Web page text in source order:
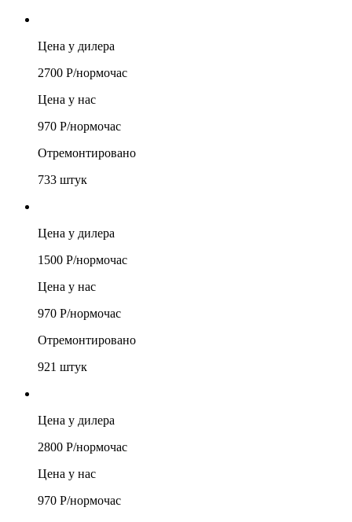
Цена у дилера
2700 Р/нормочас
Цена у нас
970 Р/нормочас
Отремонтировано
733 штук
Цена у дилера
1500 Р/нормочас
Цена у нас
970 Р/нормочас
Отремонтировано
921 штук
Цена у дилера
2800 Р/нормочас
Цена у нас
970 Р/нормочас